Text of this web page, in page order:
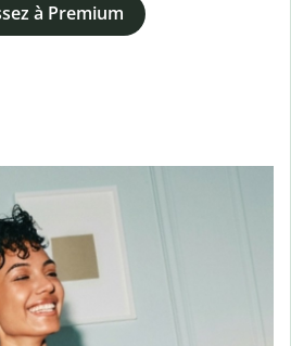
à Premium